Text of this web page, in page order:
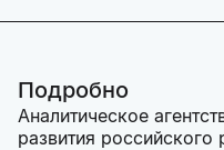
Подробно
Аналитическое
развития